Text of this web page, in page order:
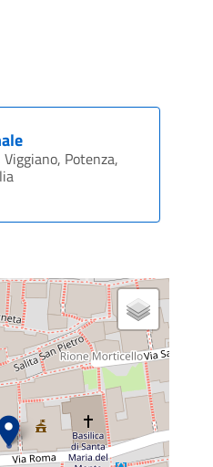
Potenza,